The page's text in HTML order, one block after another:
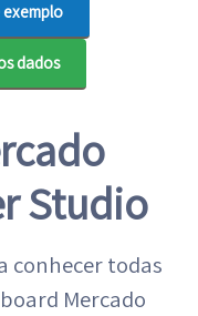
exemplo
dados
Studio
conhecer todas
Mercado